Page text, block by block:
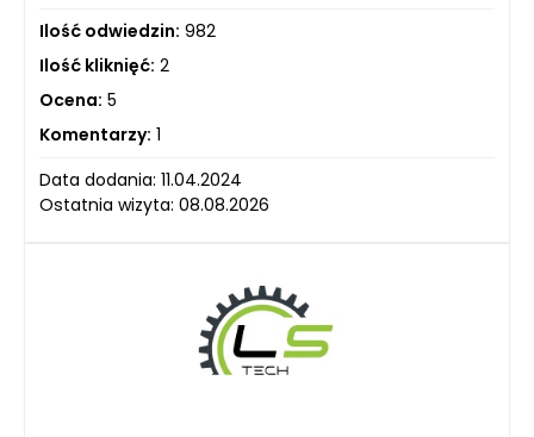
Ilość odwiedzin: 982
Ilość kliknięć: 2
Ocena: 5
Komentarzy: 1
Data dodania: 11.04.2024
Ostatnia wizyta: 08.08.2026